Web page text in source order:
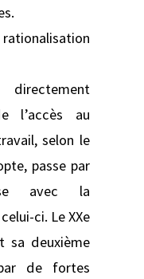
l’accès au
selon le
passe par
avec la
ci. Le XXe
sa deuxième
de fortes